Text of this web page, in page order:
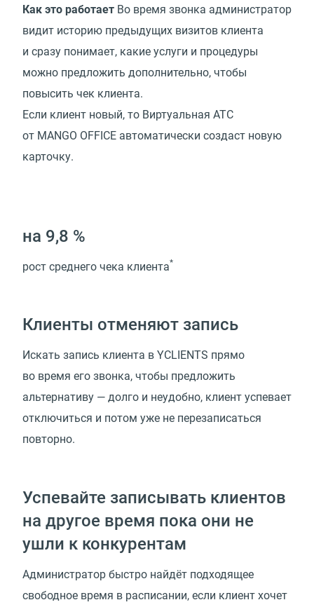
Как это работает Во время звонка администратор
видит историю предыдущих визитов клиента
и сразу понимает, какие услуги и процедуры
можно предложить дополнительно, чтобы
повысить чек клиента.
Если клиент новый, то Виртуальная АТС
от MANGO OFFICE автоматически создаст новую
карточку.
на 9,8 %
рост среднего чека клиента*
Клиенты отменяют запись
Искать запись клиента в YCLIENTS прямо
во время его звонка, чтобы предложить
альтернативу — долго и неудобно, клиент успевает
отключиться и потом уже не перезаписаться
повторно.
Успевайте записывать клиентов
на другое время пока они не
ушли к конкурентам
Администратор быстро найдёт подходящее
свободное время в расписании, если клиент хочет